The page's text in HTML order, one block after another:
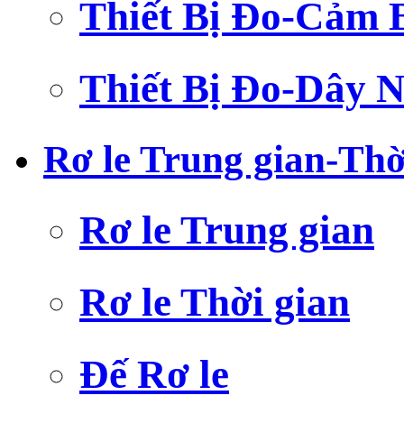
Thiết Bị Đo-Cảm
Thiết Bị Đo-Dây
Rơ le Trung gian-
Rơ le Trung gian
Rơ le Thời gian
Đế Rơ le